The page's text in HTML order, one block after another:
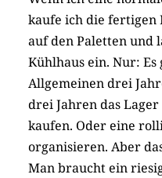
kaufe ich die fertigen
auf den Paletten und
Kühlhaus ein. Nur:
Allgemeinen drei
drei Jahren das
kaufen. Oder eine
organisieren. Aber
Man braucht ein